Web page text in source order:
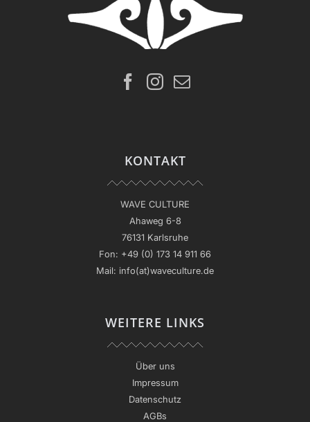
KONTAKT
WAVE CULTURE
Ahaweg 6-8
76131 Karlsruhe
Fon: +49 (0) 173 14 911 66
Mail: info(at)waveculture.de
WEITERE LINKS
Über uns
Impressum
Datenschutz
AGBs